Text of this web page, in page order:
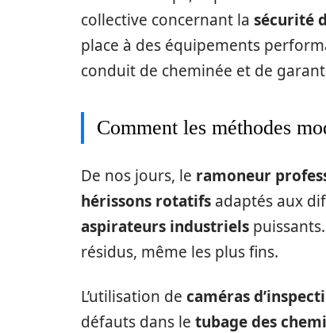
collective concernant la sécurité
place à des équipements
conduit de cheminée et de
Comment les méthodes
De nos jours, le ramoneur
hérissons rotatifs adaptés aux
aspirateurs industriels
résidus, même les plus fins.
L’utilisation de caméras
défauts dans le tubage des